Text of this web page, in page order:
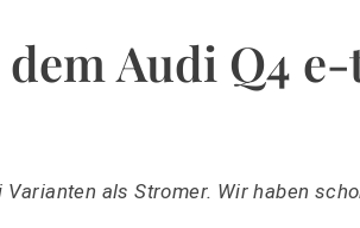
Audi Q4
als Stromer. Wir haben